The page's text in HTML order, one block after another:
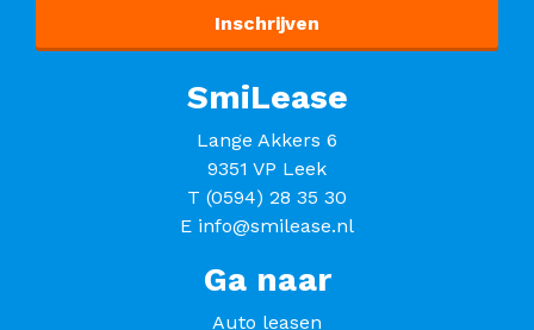
SmiLease
Lange Akkers 6
9351 VP Leek
T (0594) 28 35 30
E info@smilease.nl
Ga naar
Auto leasen